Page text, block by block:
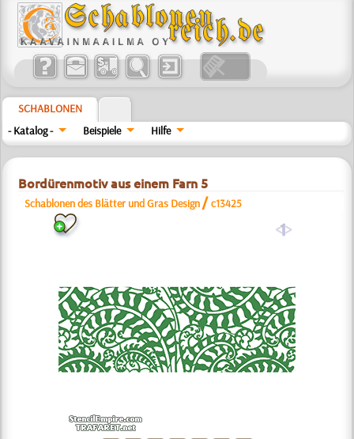
SCHABLONEN
- Katalog -
Beispiele Hilfe
Bordürenmotiv aus einem Farn 5
Schablonen des Blätter und Gras Design /c13425
a